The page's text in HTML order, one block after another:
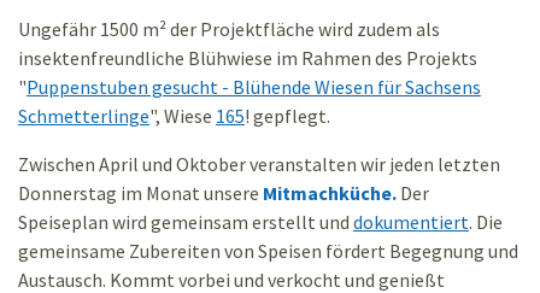
Ungefähr 1500 m² der Projektfläche wird zudem als
insektenfreundliche Blühwiese im Rahmen des Projekts
"Puppenstuben gesucht - Blühende Wiesen für Sachsens
Schmetterlinge", Wiese 165! gepflegt.
Zwischen April und Oktober veranstalten wir jeden letzten
Donnerstag im Monat unsere Mitmachküche. Der
Speiseplan wird gemeinsam erstellt und dokumentiert. Die
gemeinsame Zubereiten von Speisen fördert Begegnung und
Austausch. Kommt vorbei und verkocht und genießt